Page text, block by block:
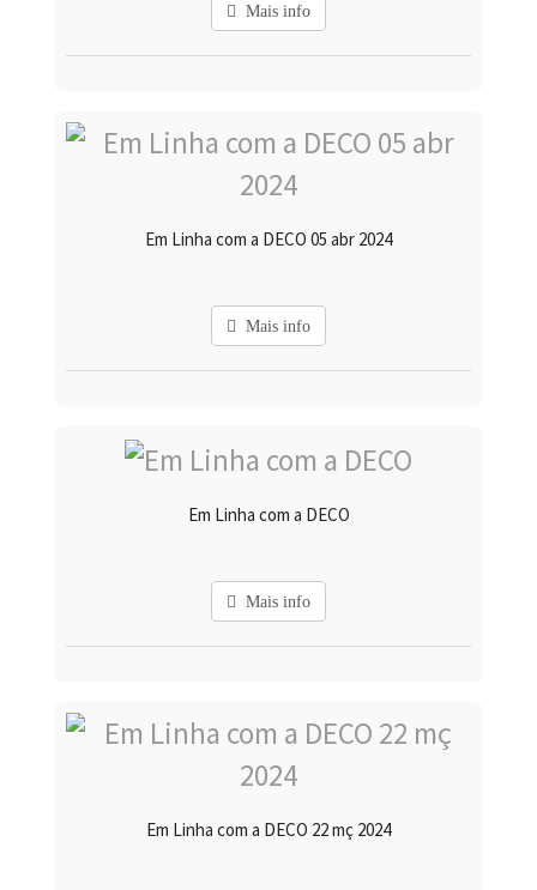
Mais info
Em Linha com a DECO 05 abr 2024
Mais info
Em Linha com a DECO
Mais info
Em Linha com a DECO 22 mç 2024